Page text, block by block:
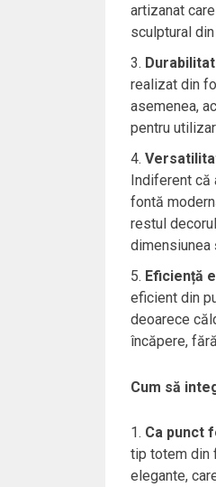
artizanat
sculptural
realizat din
asemenea,
pentru
Indiferent că
fontă
restul
dimensiunea
Eficiență
eficient din
deoarece
încăpere,
Cum să
Ca punct
tip totem din
elegante,